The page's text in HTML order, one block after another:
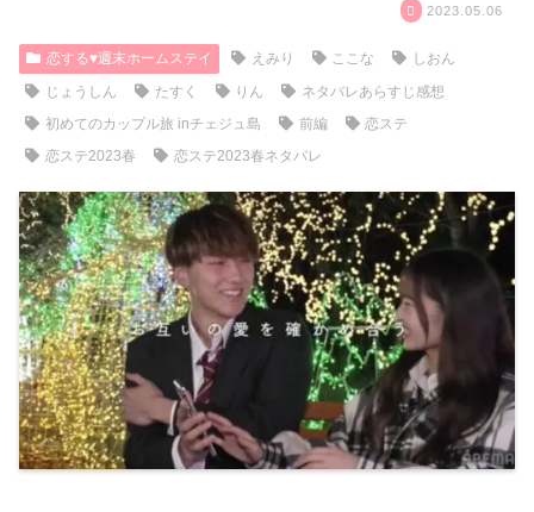
2023.05.06
恋する♥週末ホームステイ えみり ここな
しおん
じょうしん
たすく りん
ネタバレあらすじ感想
初めてのカップル旅 inチェジュ島
前編
恋ステ
恋ステ2023春
恋ステ2023春ネタバレ